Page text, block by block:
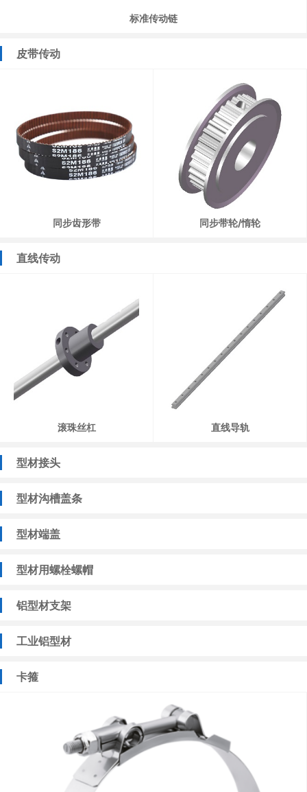
标准传动链
皮带传动
同步齿形带 同步带轮/惰轮
直线传动
滚珠丝杠 直线导轨
型材接头
型材沟槽盖条
型材端盖
型材用螺栓螺帽
铝型材支架
工业铝型材
卡箍